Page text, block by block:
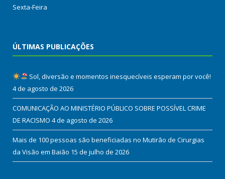
Sexta-Feira
ÚLTIMAS PUBLICAÇÕES
Sol, diversão e momentos inesquecíveis esperam por você!
4 de agosto de 2026
COMUNICAÇÃO AO MINISTÉRIO PÚBLICO SOBRE POSSÍVEL CRIME
DE RACISMO 4 de agosto de 2026
Mais de 100 pessoas são beneficiadas no Mutirão de Cirurgias
da Visão em Baião 15 de julho de 2026